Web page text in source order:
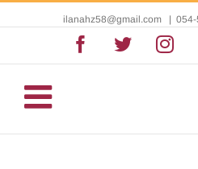
|
Pinterest
Instagram
Twitter